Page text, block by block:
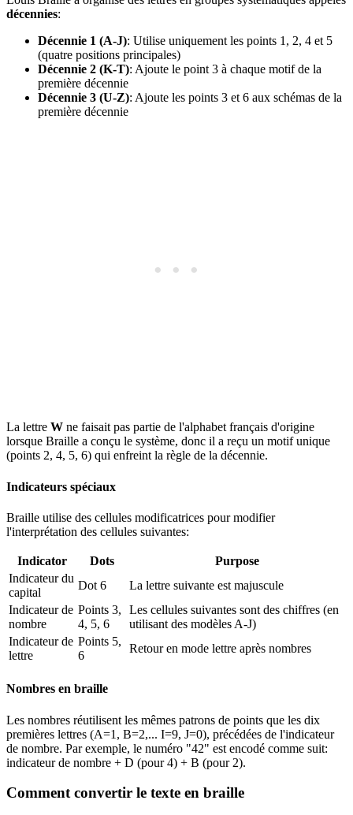
décennies:
Décennie 1 (A-J): Utilise uniquement les points 1, 2, 4 et 5
(quatre positions principales)
Décennie 2 (K-T): Ajoute le point 3 à chaque motif de la
première décennie
Décennie 3 (U-Z): Ajoute les points 3 et 6 aux schémas de la
première décennie
La lettre W ne faisait pas partie de l'alphabet français d'origine
lorsque Braille a conçu le système, donc il a reçu un motif unique
(points 2, 4, 5, 6) qui enfreint la règle de la décennie.
Indicateurs spéciaux
Braille utilise des cellules modificatrices pour modifier
l'interprétation des cellules suivantes:
Indicator Dots
Purpose
Indicateur du
capital
Dot 6
La lettre suivante est majuscule
Indicateur de
nombre
Points 3,
4, 5, 6
Les cellules suivantes sont des chiffres (en
utilisant des modèles A-J)
Indicateur de
lettre
Points 5,
6
Retour en mode lettre après nombres
Nombres en braille
Les nombres réutilisent les mêmes patrons de points que les dix
premières lettres (A=1, B=2,... I=9, J=0), précédées de l'indicateur
de nombre. Par exemple, le numéro "42" est encodé comme suit:
indicateur de nombre + D (pour 4) + B (pour 2).
Comment convertir le texte en braille